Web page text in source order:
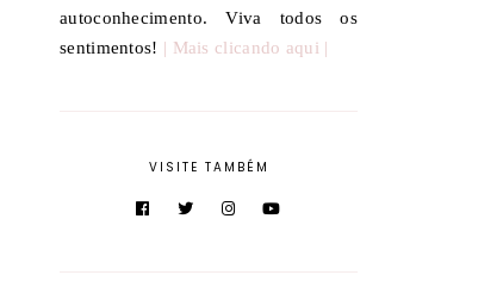
autoconhecimento. Viva todos os
sentimentos! | Mais clicando aqui |
VISITE TAMBÉM